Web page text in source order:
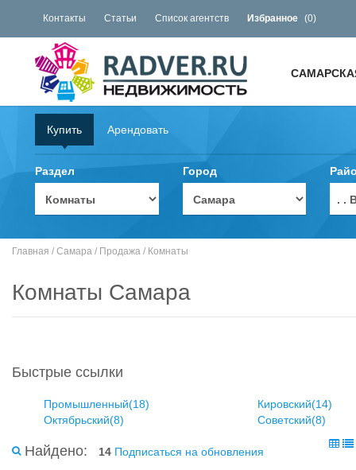
Контакты Статьи Список агентств Избранное (0)
Купить Арендовать
Раздел Город
. .
Главная / Самара / Продажа / Комнаты
Комнаты Самара
Быстрые ссылки
Промышленный(18)
Кировский(14)
Октябрьский(8)
Советский(8)
Найдено: 14 Подписаться на обновления